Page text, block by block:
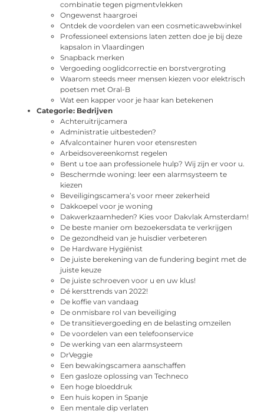
combinatie tegen pigmentvlekken
Ongewenst haargroei
Ontdek de voordelen van een cosmeticawebwinkel
Professioneel extensions laten zetten doe je bij deze
kapsalon in Vlaardingen
Snapback merken
Vergoeding ooglidcorrectie en borstvergroting
Waarom steeds meer mensen kiezen voor elektrisch
poetsen met Oral-B
Wat een kapper voor je haar kan betekenen
Categorie: Bedrijven
Achteruitrijcamera
Administratie uitbesteden?
Afvalcontainer huren voor etensresten
Arbeidsovereenkomst regelen
Bent u toe aan professionele hulp? Wij zijn er voor u.
Beschermde woning: leer een alarmsysteem te
kiezen
Beveiligingscamera’s voor meer zekerheid
Dakkoepel voor je woning
Dakwerkzaamheden? Kies voor Dakvlak Amsterdam!
De beste manier om bezoekersdata te verkrijgen
De gezondheid van je huisdier verbeteren
De Hardware Hygiënist
De juiste berekening van de fundering begint met de
juiste keuze
De juiste schroeven voor u en uw klus!
Dé kersttrends van 2022!
De koffie van vandaag
De onmisbare rol van beveiliging
De transitievergoeding en de belasting omzeilen
De voordelen van een telefoonservice
De werking van een alarmsysteem
DrVeggie
Een bewakingscamera aanschaffen
Een gasloze oplossing van Techneco
Een hoge bloeddruk
Een huis kopen in Spanje
Een mentale dip verlaten